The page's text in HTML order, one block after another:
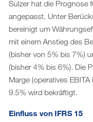
Sulzer hat die Prognose
angepasst. Unter
bereinigt um
mit einem Anstieg des
(bisher von 5% bis 7%)
(bisher 4% bis 6%). Die
Marge (operatives
9.5% wird bekräftigt.
Einfluss von IFRS 15